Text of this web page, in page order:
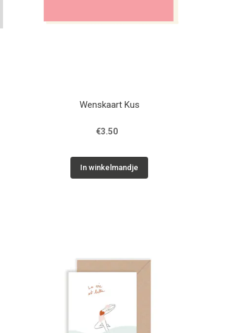
Wenskaart Kus
€3.50
In winkelmandje